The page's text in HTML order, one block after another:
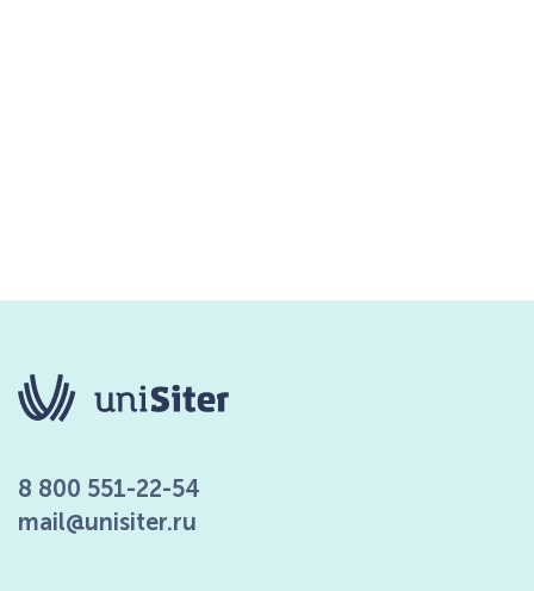
8 800 551-22-54
mail@unisiter.ru